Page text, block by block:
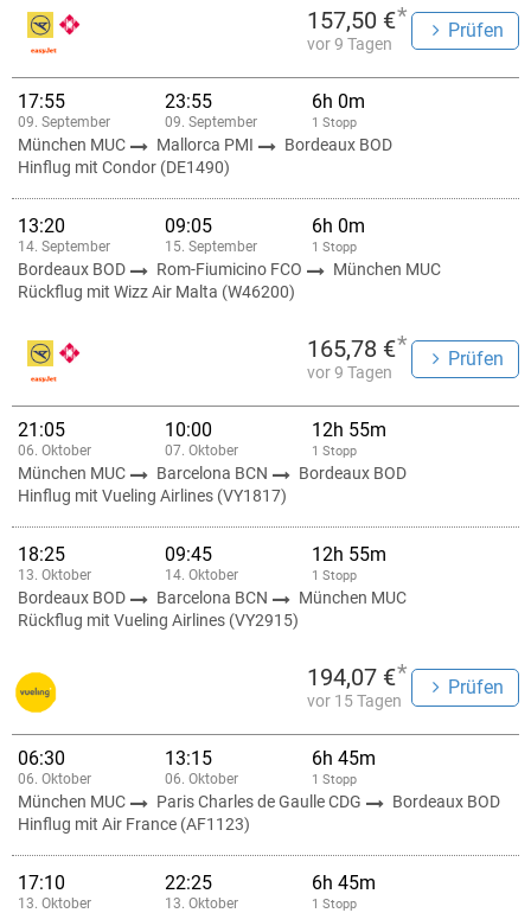
157,50 €*
vor 9 Tagen
Prüfen
17:55
09. September
23:55
09. September
6h 0m
1 Stopp
München MUC Mallorca PMI
Bordeaux BOD
Hinflug mit Condor (DE1490)
13:20
14. September
09:05
15. September
6h 0m
1 Stopp
Bordeaux BOD Rom-Fiumicino FCO
München MUC
Rückflug mit Wizz Air Malta (W46200)
165,78 €*
vor 9 Tagen
Prüfen
21:05
06. Oktober
10:00
07. Oktober
12h 55m
1 Stopp
München MUC Barcelona BCN
Bordeaux BOD
Hinflug mit Vueling Airlines (VY1817)
18:25
13. Oktober
09:45
14. Oktober
12h 55m
1 Stopp
Bordeaux BOD Barcelona BCN
München MUC
Rückflug mit Vueling Airlines (VY2915)
194,07 €*
vor 15 Tagen
Prüfen
06:30
06. Oktober
13:15
06. Oktober
6h 45m
1 Stopp
München MUC Paris Charles de Gaulle CDG
Bordeaux BOD
Hinflug mit Air France (AF1123)
17:10
13. Oktober
22:25
13. Oktober
6h 45m
1 Stopp